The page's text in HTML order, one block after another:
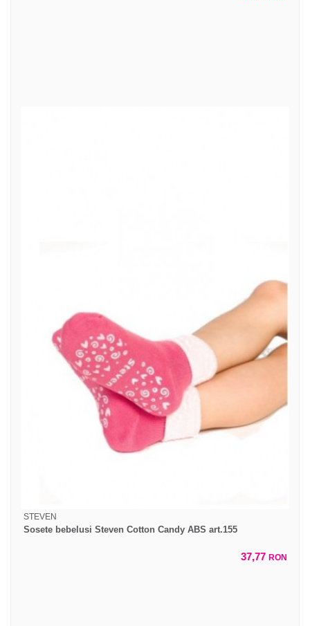
STEVEN
Sosete bebelusi Steven Cotton Candy ABS art.155
37,77 RON